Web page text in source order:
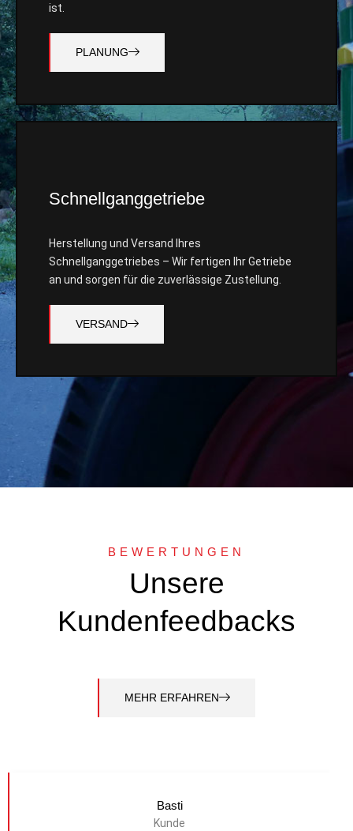
ist.
PLANUNG
Schnellganggetriebe
Herstellung und Versand Ihres
Schnellganggetriebes – Wir fertigen Ihr Getriebe
an und sorgen für die zuverlässige Zustellung.
VERSAND
BEWERTUNGEN
Unsere
Kundenfeedbacks
MEHR ERFAHREN
Basti
Kunde